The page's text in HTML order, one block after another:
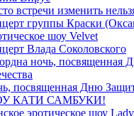
встречи изменить
группы Краски
шоу Velvet
Влада Соколовского
ночь, посвященная
посвященная Дню
КАТИ САМБУКИ!
эротическое шоу